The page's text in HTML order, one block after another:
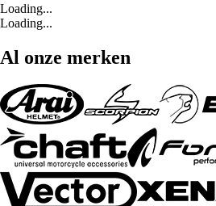
Loading...
Loading...
Al onze merken